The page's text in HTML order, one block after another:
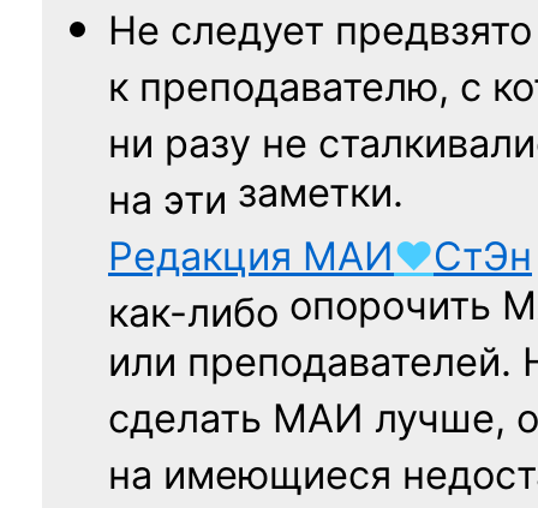
Не следует
к преподавателю, с
ни разу не
на эти заметки.
Редакция МАИ♥СтЭн
как-либо опорочить
или
сделать МАИ лучше,
на имеющиеся